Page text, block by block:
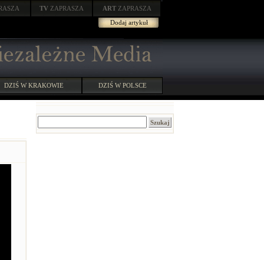
TV ZAPRASZA ART ZAPRASZA
Dodaj artykuł
DZIŚ W KRAKOWIE DZIŚ W POLSCE